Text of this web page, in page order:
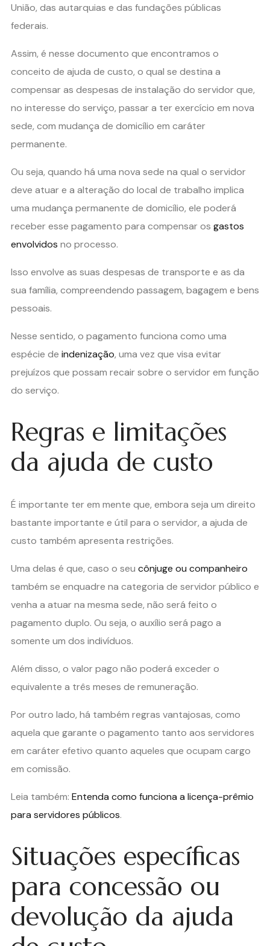
União, das autarquias e das fundações públicas
federais.
Assim, é nesse documento que encontramos o
conceito de ajuda de custo, o qual se destina a
compensar as despesas de instalação do servidor que,
no interesse do serviço, passar a ter exercício em nova
sede, com mudança de domicílio em caráter
permanente.
Ou seja, quando há uma nova sede na qual o servidor
deve atuar e a alteração do local de trabalho implica
uma mudança permanente de domicílio, ele poderá
receber esse pagamento para compensar os gastos
envolvidos no processo.
Isso envolve as suas despesas de transporte e as da
sua família, compreendendo passagem, bagagem e bens
pessoais.
Nesse sentido, o pagamento funciona como uma
espécie de indenização, uma vez que visa evitar
prejuízos que possam recair sobre o servidor em função
do serviço.
Regras e limitações
da ajuda de custo
É importante ter em mente que, embora seja um direito
bastante importante e útil para o servidor, a ajuda de
custo também apresenta restrições.
Uma delas é que, caso o seu cônjuge ou companheiro
também se enquadre na categoria de servidor público e
venha a atuar na mesma sede, não será feito o
pagamento duplo. Ou seja, o auxílio será pago a
somente um dos indivíduos.
Além disso, o valor pago não poderá exceder o
equivalente a três meses de remuneração.
Por outro lado, há também regras vantajosas, como
aquela que garante o pagamento tanto aos servidores
em caráter efetivo quanto aqueles que ocupam cargo
em comissão.
Leia também: Entenda como funciona a licença-prêmio
para servidores públicos.
Situações específicas
para concessão ou
devolução da ajuda